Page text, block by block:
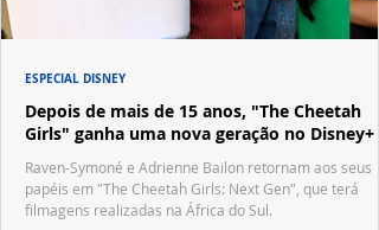
Depois de mais de 15 anos, "The Cheetah
Girls" ganha uma nova geração no Disney+
Raven-Symoné e Adrienne Bailon retornam aos seus
papéis em "The Cheetah Girls: Next Gen", que terá
filmagens realizadas na África do Sul.
ESPECIAL DISNEY